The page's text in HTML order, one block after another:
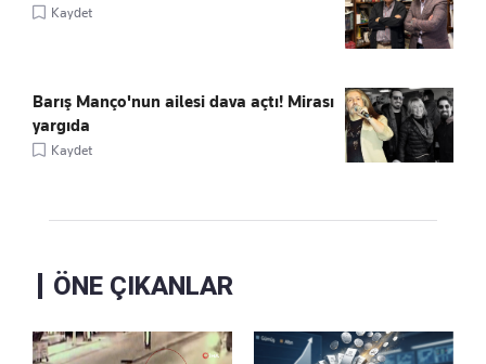
Kaydet
Barış Manço'nun ailesi dava açtı! Mirası
yargıda
Kaydet
ÖNE ÇIKANLAR